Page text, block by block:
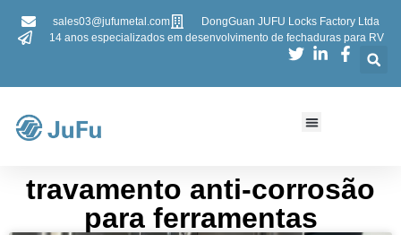
sales03@jufumetal.com
DongGuan JUFU Locks Factory Ltda
14 anos especializados em desenvolvimento de fechaduras para RV
​​travamento anti-corrosão
para ferramentas